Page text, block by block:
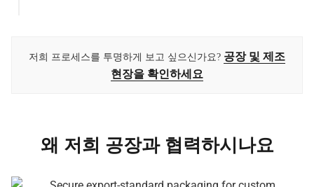
저희 프로세스를 투명하게 보고 싶으신가요? 공장 및 제조
현장을 확인하세요
왜 저희 공장과 협력하시나요